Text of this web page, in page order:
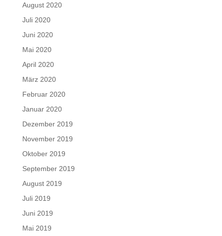
August 2020
Juli 2020
Juni 2020
Mai 2020
April 2020
März 2020
Februar 2020
Januar 2020
Dezember 2019
November 2019
Oktober 2019
September 2019
August 2019
Juli 2019
Juni 2019
Mai 2019